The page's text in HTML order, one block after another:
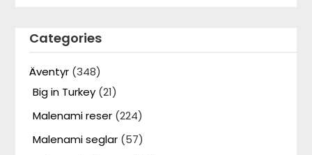
Categories
Äventyr (348)
Big in Turkey (21)
Malenami reser (224)
Malenami seglar (57)